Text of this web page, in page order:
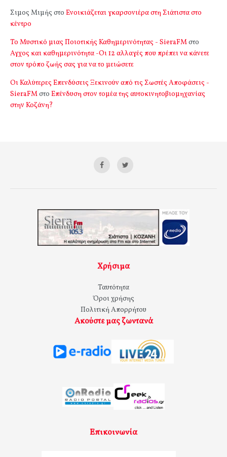
Σιμος Μιμής στο Ενοικιάζεται γκαρσονιέρα στη Σιάτιστα στο
κέντρο
Το Μυστικό μιας Ποιοτικής Καθημερινότητας - SieraFMστο
Αγχος και καθημερινότητα -Οι 12 αλλαγές που πρέπει να κάνετε
στον τρόπο ζωής σας για να το μειώσετε
Οι Καλύτερες Επενδύσεις Ξεκινούν από τις Σωστές Αποφάσεις -
SieraFMστο Επένδυση στον τομέα της αυτοκινητοβιομηχανίας
στην Κοζάνη?
Χρήσιμα
Ταυτότητα
Όροι χρήσης
Πολιτική Απορρήτου
Ακούστε μας ζωντανά
Επικοινωνία